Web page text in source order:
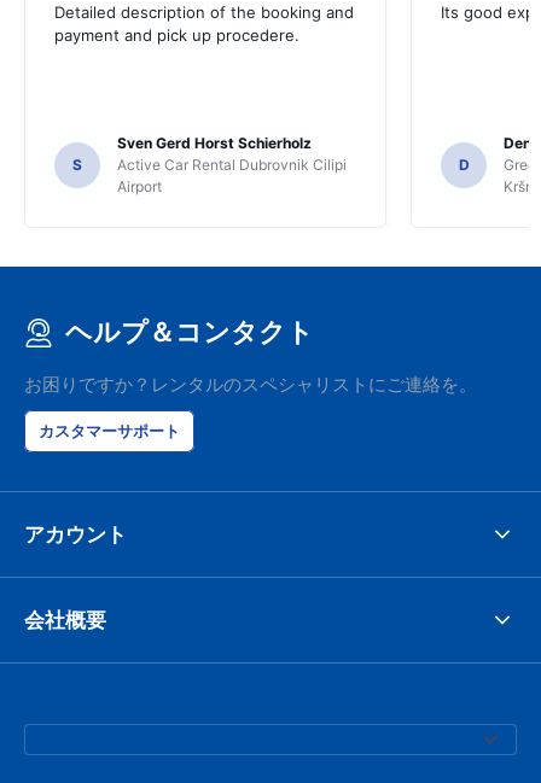
Detailed description of the booking and
payment and pick up procedere.
S
Sven Gerd Horst Schierholz
Active Car Rental Dubrovnik Cilipi
Airport
Its good
D
ヘルプ＆コンタクト
お困りですか？レンタルのスペシャリストにご連絡を。
カスタマーサポート
アカウント
会社概要